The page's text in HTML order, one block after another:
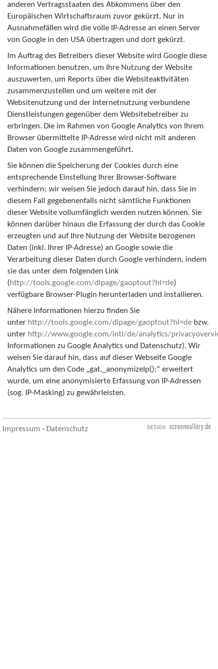
anderen Vertragsstaaten des Abkommens über den
Europäischen Wirtschaftsraum zuvor gekürzt. Nur in
Ausnahmefällen wird die volle IP-Adresse an einen Server
von Google in den USA übertragen und dort gekürzt.
Im Auftrag des Betreibers dieser Website wird Google diese
Informationen benutzen, um Ihre Nutzung der Website
auszuwerten, um Reports über die Websiteaktivitäten
zusammenzustellen und um weitere mit der
Websitenutzung und der Internetnutzung verbundene
Dienstleistungen gegenüber dem Websitebetreiber zu
erbringen. Die im Rahmen von Google Analytics von Ihrem
Browser übermittelte IP-Adresse wird nicht mit anderen
Daten von Google zusammengeführt.
Sie können die Speicherung der Cookies durch eine
entsprechende Einstellung Ihrer Browser-Software
verhindern; wir weisen Sie jedoch darauf hin, dass Sie in
diesem Fall gegebenenfalls nicht sämtliche Funktionen
dieser Website vollumfänglich werden nutzen können. Sie
können darüber hinaus die Erfassung der durch das Cookie
erzeugten und auf Ihre Nutzung der Website bezogenen
Daten (inkl. Ihrer IP-Adresse) an Google sowie die
Verarbeitung dieser Daten durch Google verhindern, indem
sie das unter dem folgenden Link
(http://tools.google.com/dlpage/gaoptout?hl=de)
verfügbare Browser-Plugin herunterladen und installieren.
Nähere Informationen hierzu finden Sie
unter http://tools.google.com/dlpage/gaoptout?hl=de bzw.
unter http://www.google.com/intl/de/analytics/
Informationen zu Google Analytics und Datenschutz). Wir
weisen Sie darauf hin, dass auf dieser Webseite Google
Analytics um den Code „gat._anonymizeIp();“ erweitert
wurde, um eine anonymisierte Erfassung von IP-Adressen
(sog. IP-Masking) zu gewährleisten.
Impressum · Datenschutz